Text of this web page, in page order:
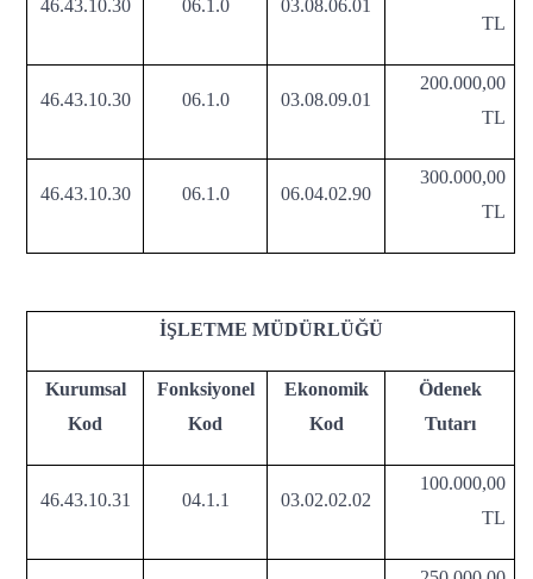
46.43.10.30 06.1.0 03.08.06.01
TL
46.43.10.30 06.1.0 03.08.09.01
200.000,00
TL
46.43.10.30 06.1.0 06.04.02.90
300.000,00
TL
İŞLETME MÜDÜRLÜĞÜ
Kurumsal
Kod
Fonksiyonel
Kod
Ekonomik
Kod
Ödenek
Tutarı
46.43.10.31 04.1.1 03.02.02.02
100.000,00
TL